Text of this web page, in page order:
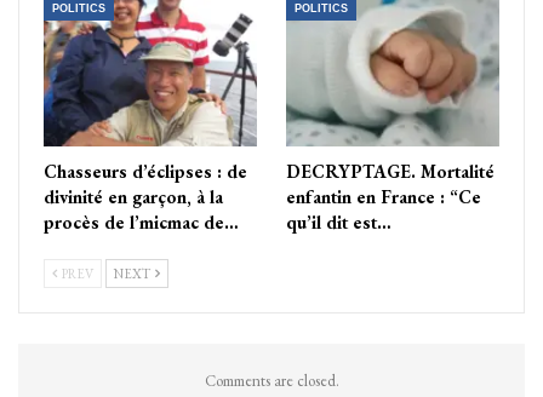
POLITICS
Chasseurs d’éclipses : de
divinité en garçon, à la
procès de l’micmac de…
POLITICS
DECRYPTAGE. Mortalité
enfantin en France : “Ce
qu’il dit est…
PREV NEXT
Comments are closed.